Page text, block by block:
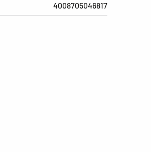
4008705046817